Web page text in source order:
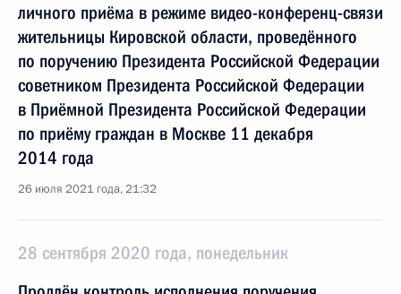
личного приёма в режиме видео-конференц-связи
жительницы Кировской области, проведённого
по поручению Президента Российской Федерации
советником Президента Российской Федерации
в Приёмной Президента Российской Федерации
по приёму граждан в Москве 11 декабря
2014 года
26 июля 2021 года, 21:32
28 сентября 2020 года, понедельник